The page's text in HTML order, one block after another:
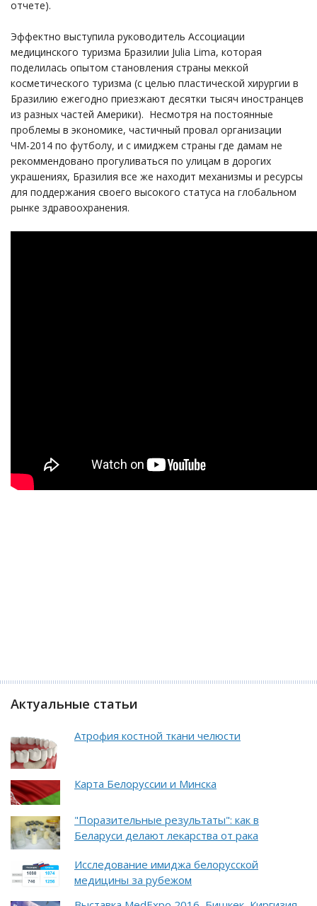
отчете).
Эффектно выступила руководитель Ассоциации
медицинского туризма Бразилии Julia Lima, которая
поделилась опытом становления страны меккой
косметического туризма (с целью пластической хирургии в
Бразилию ежегодно приезжают десятки тысяч иностранцев
из разных частей Америки). Несмотря на постоянные
проблемы в экономике, частичный провал организации
ЧМ-2014 по футболу, и с имиджем страны где дамам не
рекоммендовано прогуливаться по улицам в дорогих
украшениях, Бразилия все же находит механизмы и ресурсы
для поддержания своего высокого статуса на глобальном
рынке здравоохранения.
Актуальные статьи
Атрофия костной ткани челюсти
Карта Белоруссии и Минска
"Поразительные результаты": как в
Беларуси делают лекарства от рака
Исследование имиджа белорусской
медицины за рубежом